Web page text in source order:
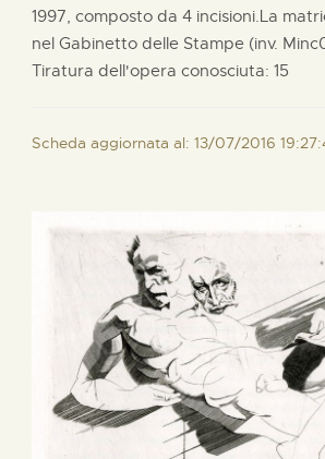
1997, composto da 4 incisioni.La
nel Gabinetto delle Stampe (inv.
Tiratura dell'opera conosciuta: 15
Scheda aggiornata al: 13/07/2016